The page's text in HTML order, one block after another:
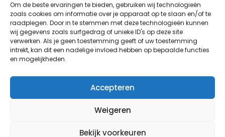
Om de beste ervaringen te bieden, gebruiken wij technologieën
zoals cookies om informatie over je apparaat op te slaan en/of te
raadplegen. Door in te stemmen met deze technologieën kunnen
wij gegevens zoals surfgedrag of unieke ID's op deze site
verwerken. Als je geen toestemming geeft of uw toestemming
intrekt, kan dit een nadelige invloed hebben op bepaalde functies
en mogelijkheden.
Accepteren
Weigeren
Bekijk voorkeuren